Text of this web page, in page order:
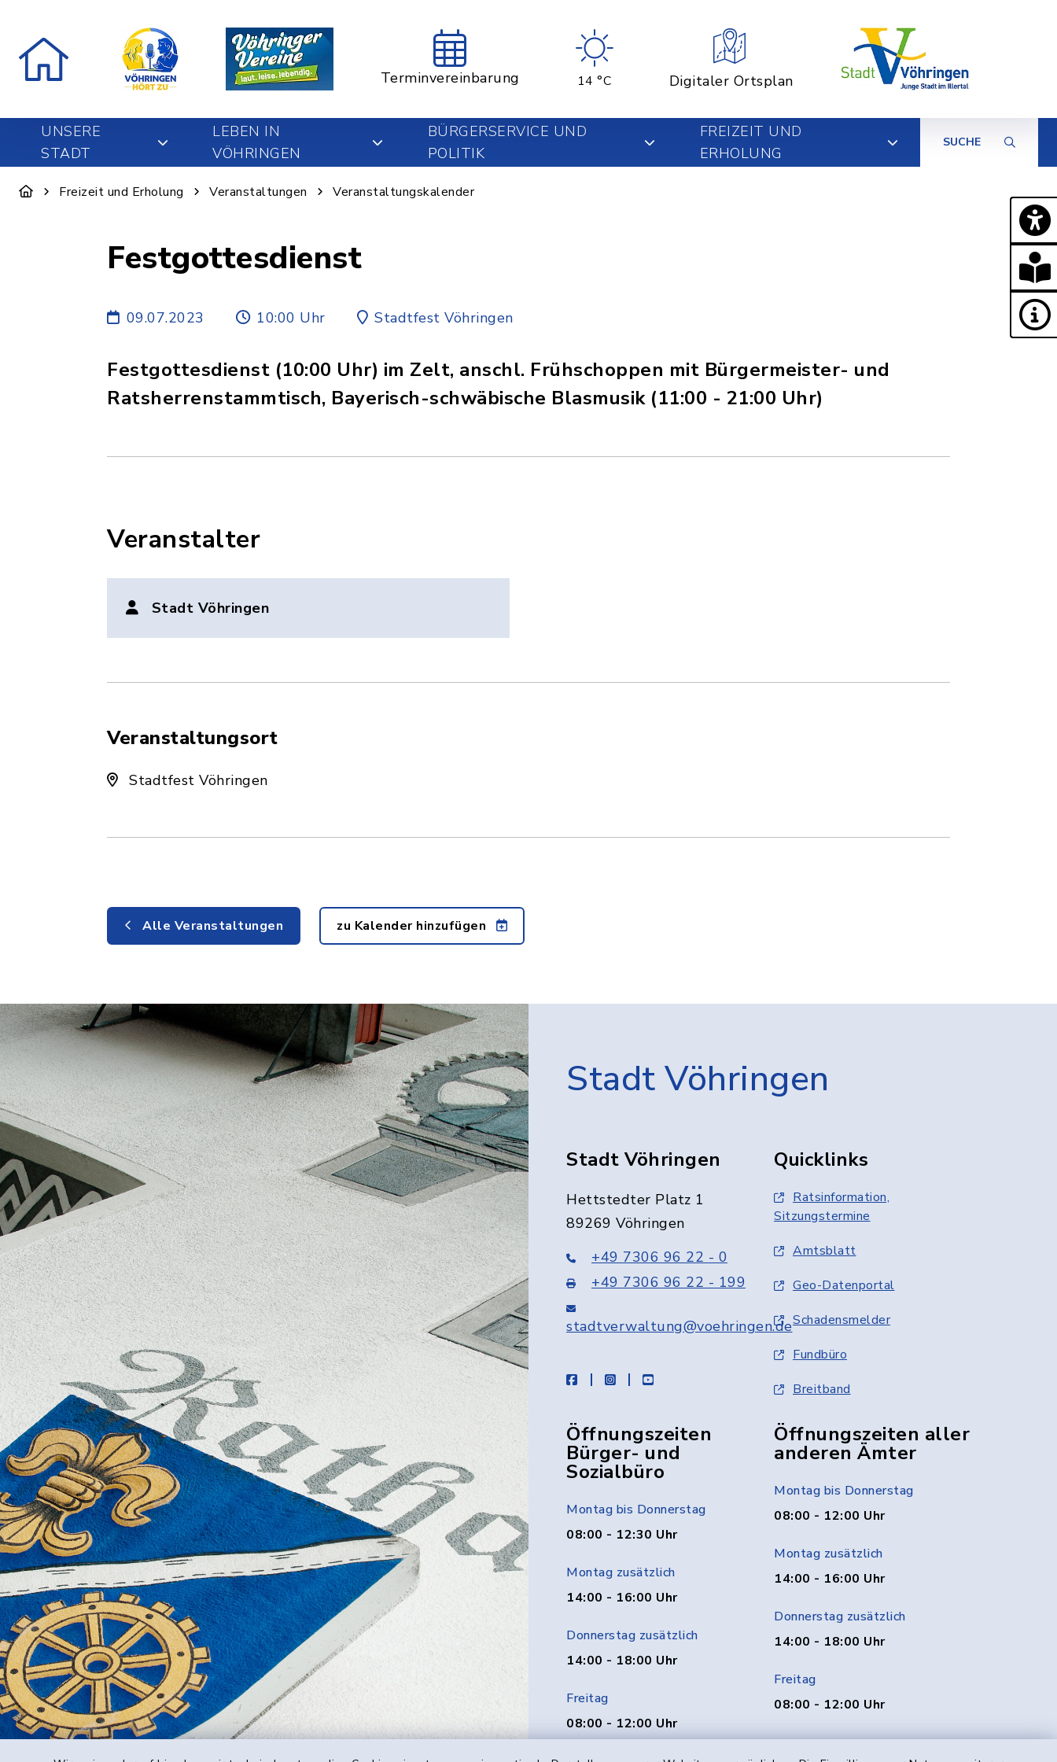
Terminvereinbarung 14 °C Digitaler Ortsplan
UNSERE
STADT
LEBEN IN
VÖHRINGEN
BÜRGERSERVICE UND
POLITIK
FREIZEIT UND
ERHOLUNG
SUCHE
Freizeit und Erholung Veranstaltungen Veranstaltungskalender
Festgottesdienst
09.07.2023 10:00 Uhr Stadtfest Vöhringen
Festgottesdienst (10:00 Uhr) im Zelt, anschl. Frühschoppen mit Bürgermeister- und
Ratsherrenstammtisch, Bayerisch-schwäbische Blasmusik (11:00 - 21:00 Uhr)
Veranstalter
Stadt Vöhringen
Veranstaltungsort
Stadtfest Vöhringen
Alle Veranstaltungen zu Kalender hinzufügen
Stadt Vöhringen
Stadt Vöhringen
Hettstedter Platz 1
89269 Vöhringen
+49 7306 96 22 - 0
+49 7306 96 22 - 199
stadtverwaltung@voehringen.de
facebookinstagramyoutube
Quicklinks
Ratsinformation,
Sitzungstermine
Amtsblatt
Geo-Datenportal
Schadensmelder
Fundbüro
Breitband
Öffnungszeiten
Bürger- und
Sozialbüro
Montag bis Donnerstag
08:00 - 12:30 Uhr
Montag zusätzlich
14:00 - 16:00 Uhr
Donnerstag zusätzlich
14:00 - 18:00 Uhr
Freitag
08:00 - 12:00 Uhr
Öffnungszeiten aller
anderen Ämter
Montag bis Donnerstag
08:00 - 12:00 Uhr
Montag zusätzlich
14:00 - 16:00 Uhr
Donnerstag zusätzlich
14:00 - 18:00 Uhr
Freitag
08:00 - 12:00 Uhr